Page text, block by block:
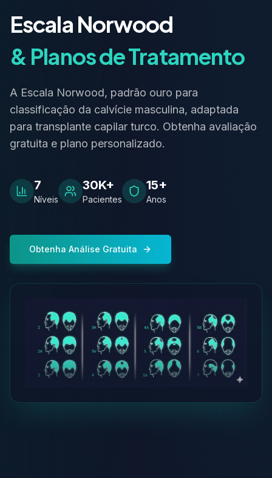
Escala Norwood
& Planos de Tratamento
A Escala Norwood, padrão ouro para
classificação da calvície masculina, adaptada
para transplante capilar turco. Obtenha avaliação
gratuita e plano personalizado.
7
Níveis
30K+
Pacientes
15+
Anos
Obtenha Análise Gratuita